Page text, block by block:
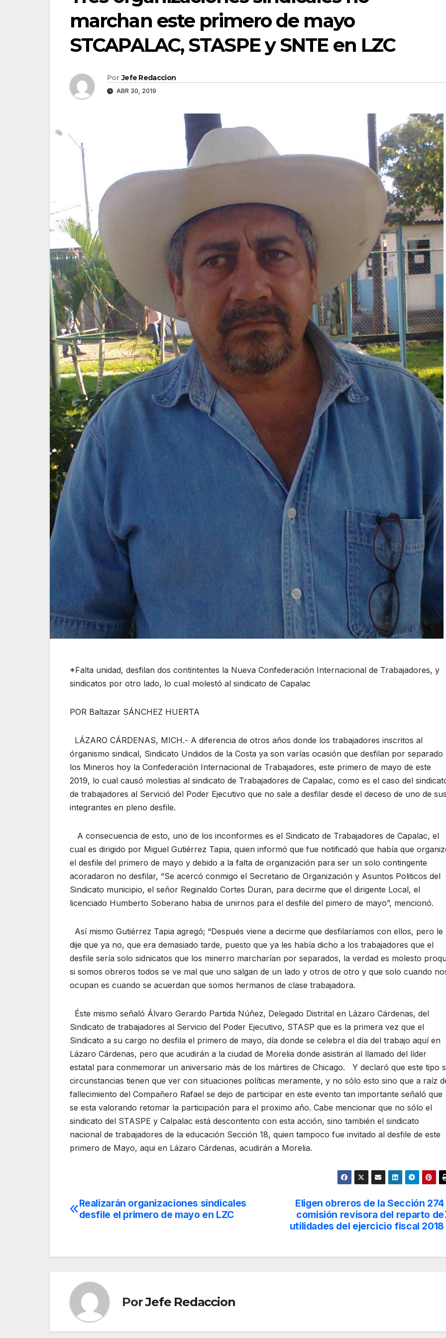
marchan este primero de mayo
STCAPALAC, STASPE y SNTE en LZC
Por Jefe Redaccion
ABR 30, 2019
*Falta unidad, desfilan dos contintentes la Nueva Confederación Internacional de Trabajadores, y
sindicatos por otro lado, lo cual molestó al sindicato de Capalac
POR Baltazar SÁNCHEZ HUERTA
LÁZARO CÁRDENAS, MICH.- A diferencia de otros años donde los trabajadores inscritos al
órganismo sindical, Sindicato Undidos de la Costa ya son varías ocasión que desfilan por separado
los Mineros hoy la Confederación Internacional de Trabajadores, este primero de mayo de este
2019, lo cual causó molestias al sindicato de Trabajadores de Capalac, como es el caso del
de trabajadores al Servició del Poder Ejecutivo que no sale a desfilar desde el deceso de uno de sus
integrantes en pleno desfile.
A consecuencia de esto, uno de los inconformes es el Sindicato de Trabajadores de Capalac, el
cual es dirigido por Miguel Gutiérrez Tapia, quien informó que fue notificadó que había que
el desfile del primero de mayo y debido a la falta de organización para ser un solo contingente
acoradaron no desfilar, “Se acercó conmigo el Secretario de Organización y Asuntos Politicos del
Sindicato municipio, el señor Reginaldo Cortes Duran, para decirme que el dirigente Local, el
licenciado Humberto Soberano habia de unirnos para el desfile del pimero de mayo”, mencionó.
Así mismo Gutiérrez Tapia agregó; “Después viene a decirme que desfilaríamos con ellos, pero le
dije que ya no, que era demasiado tarde, puesto que ya les había dicho a los trabajadores que el
desfile sería solo sidnicatos que los minerro marcharían por separados, la verdad es molesto
si somos obreros todos se ve mal que uno salgan de un lado y otros de otro y que solo cuando
ocupan es cuando se acuerdan que somos hermanos de clase trabajadora.
Éste mismo señaló Álvaro Gerardo Partida Núñez, Delegado Distrital en Lázaro Cárdenas, del
Sindicato de trabajadores al Servicio del Poder Ejecutivo, STASP que es la primera vez que el
Sindicato a su cargo no desfila el primero de mayo, día donde se celebra el día del trabajo aquí en
Lázaro Cárdenas, pero que acudirán a la ciudad de Morelia donde asistirán al llamado del líder
estatal para conmemorar un aniversario más de los mártires de Chicago. Y declaró que este tipo
circunstancias tienen que ver con situaciones políticas meramente, y no sólo esto sino que a raíz
fallecimiento del Compañero Rafael se dejo de participar en este evento tan importante señaló que
se esta valorando retomar la participación para el proximo año. Cabe mencionar que no sólo el
sindicato del STASPE y Calpalac está descontento con esta acción, sino también el sindicato
nacional de trabajadores de la educación Sección 18, quien tampoco fue invitado al desfile de este
primero de Mayo, aqui en Lázaro Cárdenas, acudirán a Morelia.
Navegación
Eligen obreros de la Sección 274
comisión revisora del reparto de
utilidades del ejercicio fiscal 2018
Realizarán organizaciones sindicales
desfile el primero de mayo en LZC
PorJefe Redaccion